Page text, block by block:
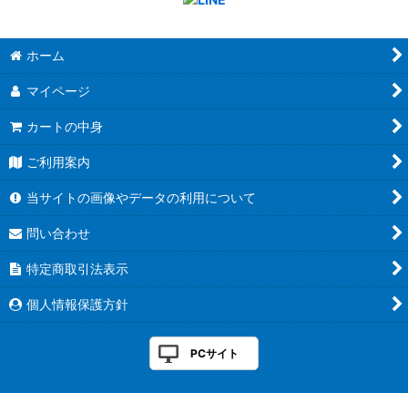
ホーム
マイページ
カートの中身
ご利用案内
当サイトの画像やデータの利用について
問い合わせ
特定商取引法表示
個人情報保護方針
PCサイト